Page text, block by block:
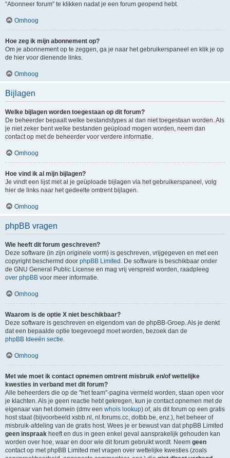
“Abonneer forum” te klikken nadat je een forum geopend hebt.
Omhoog
Hoe zeg ik mijn abonnement op?
Om je abonnement op te zeggen, ga je naar het gebruikerspaneel en klik je op
de hier voor dienende links.
Omhoog
Bijlagen
Welke bijlagen worden toegestaan op dit forum?
De beheerder bepaalt welke bestandstypes al dan niet toegestaan worden. Als
je niet zeker bent welke bestanden geüpload mogen worden, neem dan
contact op met de beheerder voor verdere informatie.
Omhoog
Hoe vind ik al mijn bijlagen?
Je vindt een lijst met al je geüploade bijlagen via het gebruikerspaneel, volg
hier de links naar het gedeelte omtrent bijlagen.
Omhoog
phpBB vragen
Wie heeft dit forum geschreven?
Deze software (in zijn originele vorm) is geschreven, vrijgegeven en met een
copyright beschermd door phpBB Limited . De software is beschikbaar onder
de GNU General Public License en mag vrij verspreid worden, raadpleeg
over phpBB voor meer informatie.
Omhoog
Waarom is de optie X niet beschikbaar?
Deze software is geschreven en eigendom van de phpBB-Groep. Als je denkt
dat een bepaalde optie toegevoegd moet worden, bezoek dan de
phpBB Ideeën sectie.
Omhoog
Met wie moet ik contact opnemen omtrent misbruik en/of wettelijke
kwesties in verband met dit forum?
Alle beheerders die op de "het team"-pagina vermeld worden, staan open voor
je klachten. Als je geen reactie hebt gekregen, kun je contact opnemen met de
eigenaar van het domein (dmv een whois lookup) of, als dit forum op een gratis
host staat (bijvoorbeeld xsbb.nl, nl.forums.cc, dotbb.be, enz.), het beheer of
misbruik-afdeling van de gratis host. Wees je er bewust van dat phpBB Limited
geen inspraak heeft en dus in geen enkel geval aansprakelijk gehouden kan
worden over hoe, waar en door wie dit forum gebruikt wordt. Neem geen
contact op met phpBB Limited met vragen over wettelijke kwesties (zoals